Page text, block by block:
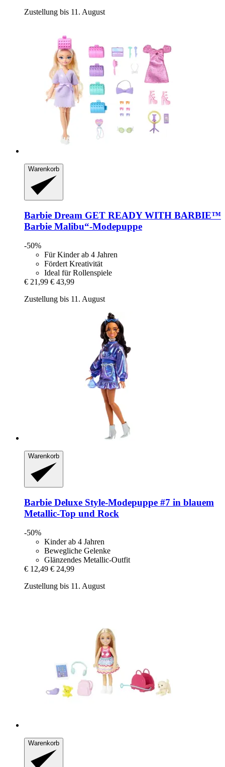
Zustellung bis 11. August
Warenkorb
Barbie Dream GET READY WITH BARBIE™
Barbie Malibu“-​Modepuppe
-50%
Für Kinder ab 4 Jahren
Fördert Kreativität
Ideal für Rollenspiele
€ 21,99 € 43,99
Zustellung bis 11. August
Warenkorb
Barbie Deluxe Style-​Modepuppe #7 in blauem
Metallic-​Top und Rock
-50%
Kinder ab 4 Jahren
Bewegliche Gelenke
Glänzendes Metallic-Outfit
€ 12,49 € 24,99
Zustellung bis 11. August
Warenkorb